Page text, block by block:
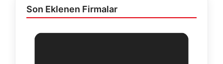
Son Eklenen Firmalar